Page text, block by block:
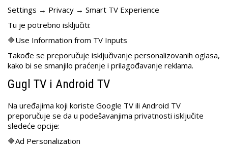
Settings → Privacy → Smart TV Experience
Tu je potrebno isključiti:
🔷Use Information from TV Inputs
Takođe se preporučuje isključivanje personalizovanih oglasa,
kako bi se smanjilo praćenje i prilagođavanje reklama.
Gugl TV i Android TV
Na uređajima koji koriste Google TV ili Android TV
preporučuje se da u podešavanjima privatnosti isključite
sledeće opcije:
🔷Ad Personalization